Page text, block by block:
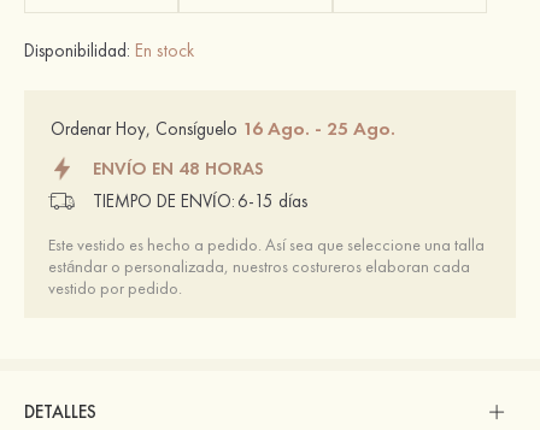
Disponibilidad: En stock
Ordenar Hoy, Consíguelo 16 Ago. - 25 Ago.
ENVÍO EN 48 HORAS
TIEMPO DE ENVÍO: 6-15 días
Este vestido es hecho a pedido. Así sea que seleccione una talla
estándar o personalizada, nuestros costureros elaboran cada
vestido por pedido.
DETALLES